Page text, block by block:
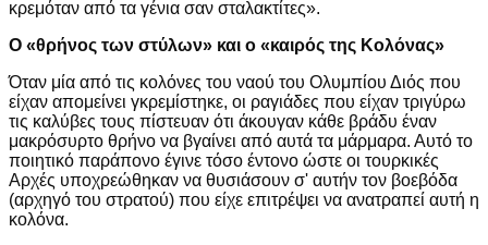
κρεμόταν από τα γένια σαν σταλακτίτες».
Ο «θρήνος των στύλων» και ο «καιρός της Κολόνας»
Όταν μία από τις κολόνες του ναού του Ολυμπίου Διός που
είχαν απομείνει γκρεμίστηκε, οι ραγιάδες που είχαν τριγύρω
τις καλύβες τους πίστευαν ότι άκουγαν κάθε βράδυ έναν
μακρόσυρτο θρήνο να βγαίνει από αυτά τα μάρμαρα. Αυτό το
ποιητικό παράπονο έγινε τόσο έντονο ώστε οι τουρκικές
Αρχές υποχρεώθηκαν να θυσιάσουν σ' αυτήν τον βοεβόδα
(αρχηγό του στρατού) που είχε επιτρέψει να ανατραπεί αυτή η
κολόνα.